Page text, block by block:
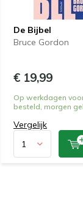
De Bijbel
Bruce Gordon
€ 19,99
Op werkdagen
besteld, morgen
Vergelijk